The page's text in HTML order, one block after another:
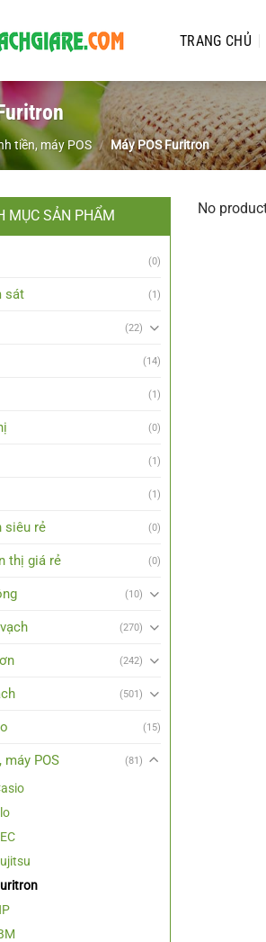
TRANG CHỦ
tiền, máy POS / Máy POS Furitron
MỤC SẢN PHẨM
(0)
sát (1)
(22)
(14)
(1)
(0)
(1)
(1)
siêu rẻ (0)
thị giá rẻ (0)
(10)
(270)
(242)
(501)
(15)
POS (81)
No